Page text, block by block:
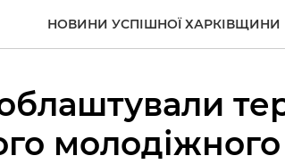
НОВИНИ УСПІШНОЇ ХАРКІВЩИНИ